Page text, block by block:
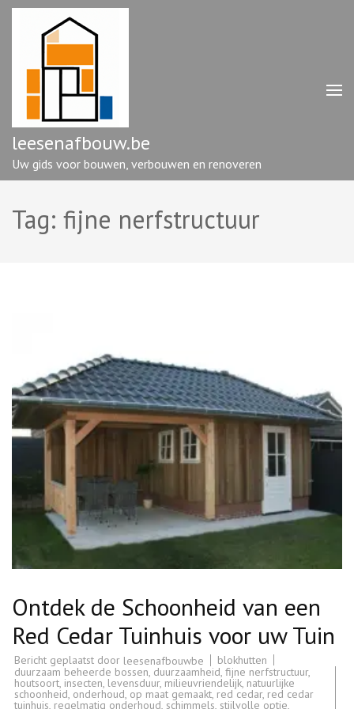
Ga
enter)
leesenafbouw.be
Uw gids voor bouwen, verbouwen en renoveren
Tag: fijne nerfstructuur
Ontdek de Schoonheid van een
Red Cedar Tuinhuis voor uw Tuin
Bericht geplaatst door leesenafbouwbe
blokhutten
duurzaam beheerde bossen, duurzaamheid, fijne nerfstructuur,
houtsoort, insecten, levensduur, milieuvriendelijk, natuurlijke
schoonheid, onderhoud, op maat gemaakt, red cedar, red cedar
tuinhuis, regelmatig onderhoud, schimmels, stijlvolle optie,